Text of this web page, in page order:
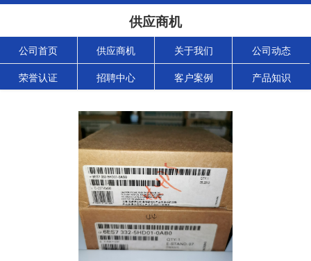
供应商机
公司首页 供应商机 关于我们 公司动态
荣誉认证 招聘中心 客户案例 产品知识